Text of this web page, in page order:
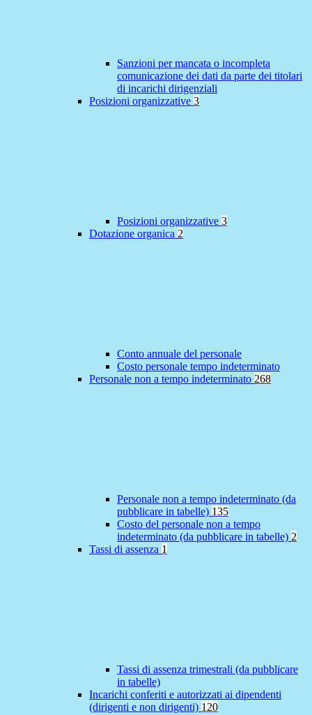
Sanzioni per mancata o incompleta
comunicazione dei dati da parte dei titolari
di incarichi dirigenziali
Posizioni organizzative 3
Posizioni organizzative 3
Dotazione organica 2
Conto annuale del personale
Costo personale tempo indeterminato
Personale non a tempo indeterminato 268
Personale non a tempo indeterminato (da
pubblicare in tabelle) 135
Costo del personale non a tempo
indeterminato (da pubblicare in tabelle) 2
Tassi di assenza 1
Tassi di assenza trimestrali (da pubblicare
in tabelle)
Incarichi conferiti e autorizzati ai dipendenti
(dirigenti e non dirigenti) 120